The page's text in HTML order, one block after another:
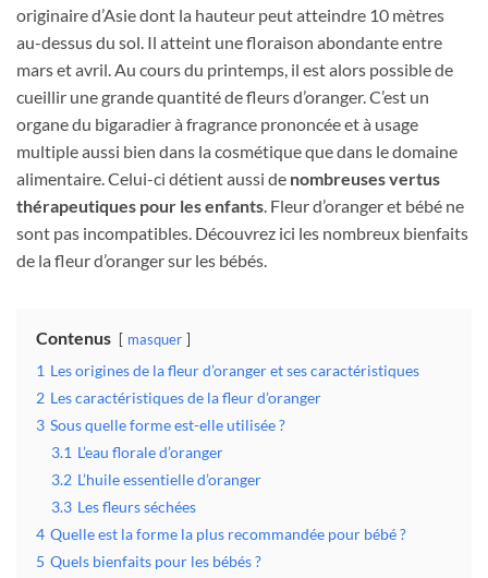
originaire d’Asie dont la hauteur peut atteindre 10 mètres
au-dessus du sol. Il atteint une floraison abondante entre
mars et avril. Au cours du printemps, il est alors possible de
cueillir une grande quantité de fleurs d’oranger. C’est un
organe du bigaradier à fragrance prononcée et à usage
multiple aussi bien dans la cosmétique que dans le domaine
alimentaire. Celui-ci détient aussi de nombreuses vertus
thérapeutiques pour les enfants. Fleur d’oranger et bébé ne
sont pas incompatibles. Découvrez ici les nombreux bienfaits
de la fleur d’oranger sur les bébés.
Contenus masquer
1 Les origines de la fleur d’oranger et ses caractéristiques
2 Les caractéristiques de la fleur d’oranger
3 Sous quelle forme est-elle utilisée ?
3.1 L’eau florale d’oranger
3.2 L’huile essentielle d’oranger
3.3 Les fleurs séchées
4 Quelle est la forme la plus recommandée pour bébé ?
5 Quels bienfaits pour les bébés ?